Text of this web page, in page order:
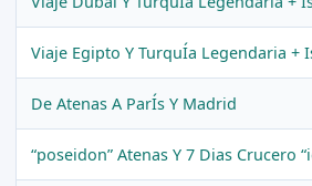
Viaje Egipto Y TurquÍa Legendaria +
De Atenas A ParÍs Y Madrid
“poseidon” Atenas Y 7 Dias Crucero